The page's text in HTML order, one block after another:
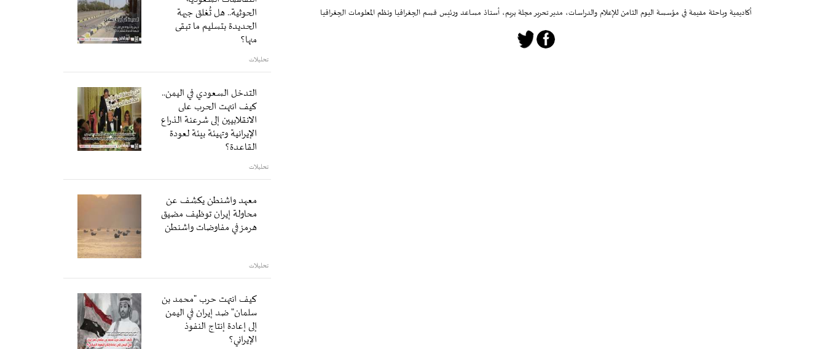
أكاديمية وباحثة مقيمة في مؤسسة اليوم الثامن للإعلام والدراسات، مدير تحرير مجلة بريم، أستاذ مساعد ورئيس قسم الجغرافيا ونظم المعلومات الجغرافيا
الحوثية.. هل تُغلق جبهة
الحديدة بتسليم ما تبقى
منها؟
تحليلات
التدخل السعودي في اليمن..
كيف انتهت الحرب على
الانقلابيين إلى شرعنة الذراع
الإيرانية وتهيئة بيئة لعودة
القاعدة؟
تحليلات
معهد واشنطن يكشف عن
محاولة إيران توظيف مضيق
هرمز في مفاوضات واشنطن
تحليلات
كيف انتهت حرب "محمد بن
سلمان" ضد إيران في اليمن
إلى إعادة إنتاج النفوذ
الإيراني؟